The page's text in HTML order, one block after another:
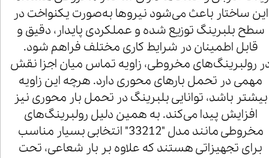
این ساختار باعث می‌شود نیروها به‌صورت یکنواخت در
سطح بلبرینگ توزیع شده و عملکردی پایدار، دقیق و
قابل اطمینان در شرایط کاری مختلف فراهم شود.
رولبرینگ‌های مخروطی، زاویه تماس میان اجزا نقش
مهمی در تحمل بارهای محوری دارد. هرچه این زاویه
بیشتر باشد، توانایی بلبرینگ در تحمل بار محوری نیز
افزایش پیدا می‌کند. به همین دلیل رولبرینگ‌های
مخروطی مانند مدل "33212" انتخابی بسیار مناسب
برای تجهیزاتی هستند که علاوه بر بار شعاعی، تحت